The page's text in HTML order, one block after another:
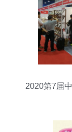
2020第7届